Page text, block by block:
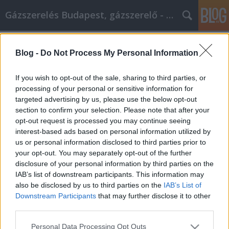
Blog - Do Not Process My Personal Information
If you wish to opt-out of the sale, sharing to third parties, or
processing of your personal or sensitive information for
targeted advertising by us, please use the below opt-out
section to confirm your selection. Please note that after your
opt-out request is processed you may continue seeing
interest-based ads based on personal information utilized by
us or personal information disclosed to third parties prior to
your opt-out. You may separately opt-out of the further
disclosure of your personal information by third parties on the
IAB’s list of downstream participants. This information may
also be disclosed by us to third parties on the IAB’s List of
Downstream Participants that may further disclose it to other
Please note that this website/app uses one or more Google
Personal Data Processing Opt Outs
Gázszerelés Budapest, gázszerelő - Péter Segít
megérteni a személyes fejlődés
alapjait
Fűtésszerelés Péter• 2021. december 03.
Tippek, amelyek segítenek megérteni a személyes
fejlődés alapjait A személyiségfejlesztés a szakmai
életedben elérni kívánt változásoktól kezdve az
otthoni életedben elérni kívánt változásokig terjed.
Függetlenül attól, hogy életed melyik részére
szeretnél összpontosítani, az egyik…